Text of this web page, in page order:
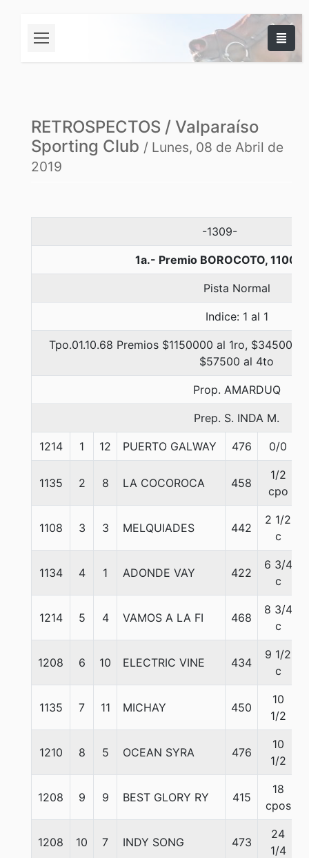
RETROSPECTOS / Valparaíso
Sporting Club / Lunes, 08 de Abril de
2019
-1309-
1a.- Premio BOROCOTO, 1100
Pista Normal
Indice: 1 al 1
Tpo.01.10.68 Premios $1150000 al 1ro, $345000
$57500 al 4to
Prop. AMARDUQ
Prep. S. INDA M.
1214 1 12 PUERTO GALWAY 476 0/0
1135 2 8 LA COCOROCA 458
1/2
cpo
1108 3 3 MELQUIADES 442
2 1/2
c
1134 4 1 ADONDE VAY 422
6 3/4
c
1214 5 4 VAMOS A LA FI 468
8 3/4
c
1208 6 10 ELECTRIC VINE 434
9 1/2
c
1135 7 11 MICHAY 450
10
1/2
1210 8 5 OCEAN SYRA 476
10
1/2
1208 9 9 BEST GLORY RY 415
18
cpos
1208 10 7 INDY SONG 473
24
1/4